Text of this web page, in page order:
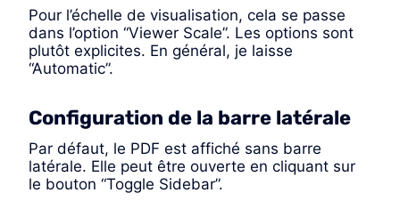
Pour l’échelle de visualisation, cela se passe
dans l’option “Viewer Scale”. Les options sont
plutôt explicites. En général, je laisse
“Automatic”.
Configuration de la barre latérale
Par défaut, le PDF est affiché sans barre
latérale. Elle peut être ouverte en cliquant sur
le bouton “Toggle Sidebar”.